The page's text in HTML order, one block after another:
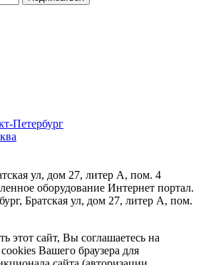
Петербург
ул, дом 27, литер А, пом. 4
оборудование Интернет портал.
Братская ул, дом 27, литер А, пом.
этот сайт, Вы соглашаетесь на
Вашего браузера для